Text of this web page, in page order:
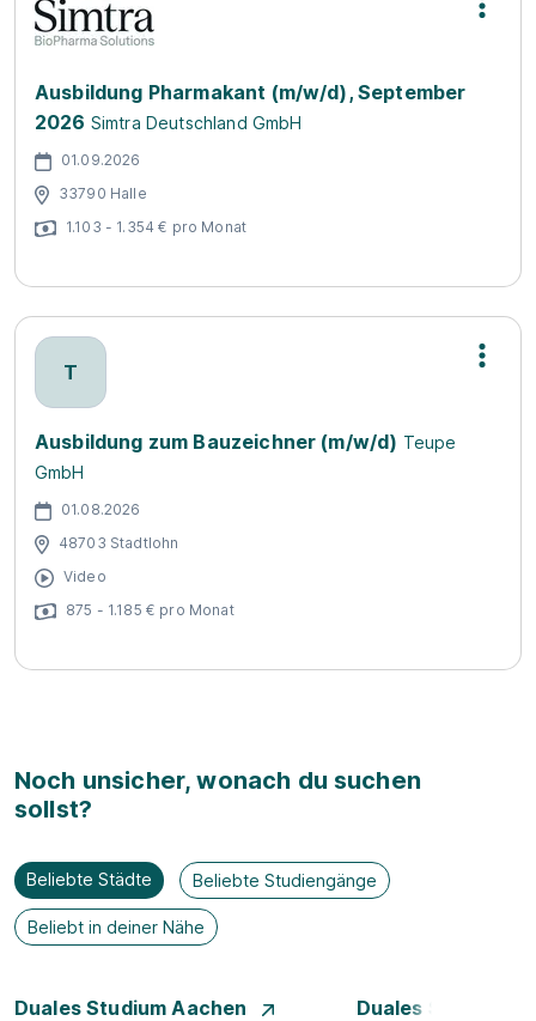
Ausbildung Pharmakant (m/w/d), September
2026 Simtra Deutschland GmbH
01.09.2026
33790 Halle
1.103 - 1.354 € pro Monat
T
Ausbildung zum Bauzeichner (m/w/d) Teupe
GmbH
01.08.2026
48703 Stadtlohn
Video
875 - 1.185 € pro Monat
Noch unsicher, wonach du suchen
sollst?
Beliebte Städte Beliebte Studiengänge
Beliebt in deiner Nähe
Duales Studium Aachen
Duales Studium